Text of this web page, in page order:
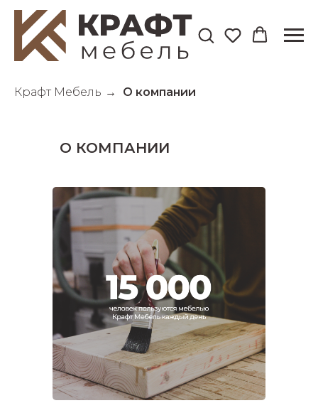
Крафт Мебель → О компании
О КОМПАНИИ